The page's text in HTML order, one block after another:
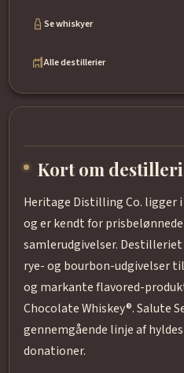
Se whiskyer
Alle destillerier
Kort om
Heritage Distilling Co. ligger
og er kendt for
samlerudgivelser.
rye- og bourbon-udgivelser
og markante flavored-
Chocolate Whiskey®. Salute
gennemgående linje af
donationer.